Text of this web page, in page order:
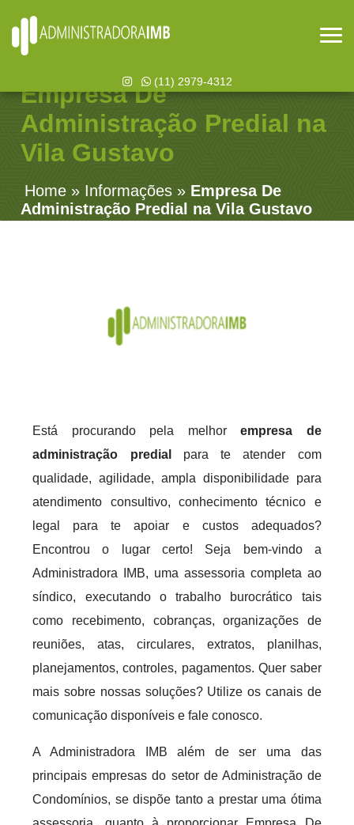
(11) 2979-4312
Empresa De
Administração Predial na
Vila Gustavo
Home » Informações » Empresa De
Administração Predial na Vila Gustavo
Está procurando pela melhorempresa de
administração predial
para te atender com
qualidade, agilidade, ampla disponibilidade para
atendimento consultivo, conhecimento técnico e
legal para te apoiar e custos adequados?
Encontrou o lugar certo! Seja bem-vindo a
Administradora IMB, uma assessoria completa ao
síndico, executando o trabalho burocrático tais
como recebimento, cobranças, organizações de
reuniões, atas, circulares, extratos, planilhas,
planejamentos, controles, pagamentos. Quer saber
mais sobre nossas soluções? Utilize os canais de
comunicação disponíveis e fale conosco.
A Administradora IMB além de ser uma das
principais empresas do setor de Administração de
Condomínios, se dispõe tanto a prestar uma ótima